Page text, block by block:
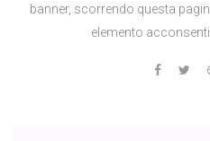
banner, scorrendo questa
elemento